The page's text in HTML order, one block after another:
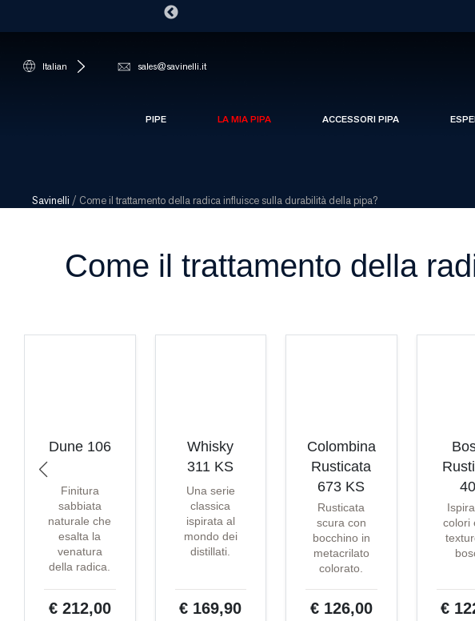
Italian sales@savinelli.it
PIPE LA MIA PIPA ACCESSORI PIPA
Savinelli / Come il trattamento della radica influisce sulla durabilità della pipa?
Come il trattamento della
Dune 106
Finitura
sabbiata
naturale che
esalta la
venatura
della radica.
€ 212,00
Whisky
311 KS
Una serie
classica
ispirata al
mondo dei
distillati.
€ 169,90
Colombina
Rusticata
673 KS
Rusticata
scura con
bocchino in
metacrilato
colorato.
€ 126,00
colori
€